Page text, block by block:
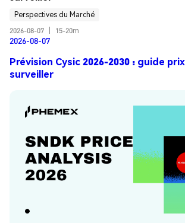
Perspectives du Marché
2026-08-07
15-20m
2026-08-07
Prévision Cysic 2026-2030 : guide
surveiller